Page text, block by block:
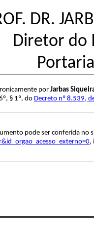
DR.
Diretor do
por Jarbas
§ 1º, do Decreto nº 8.539,
pode ser conferida no
,